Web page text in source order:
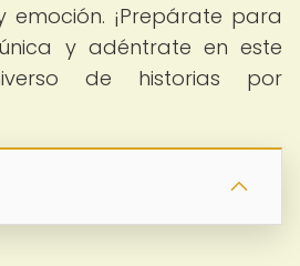
emoción. ¡Prepárate para
y adéntrate en este
de historias por